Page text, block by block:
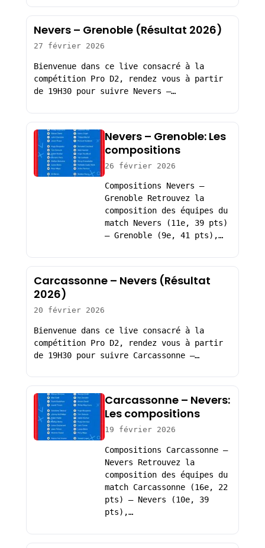
Nevers – Grenoble (Résultat 2026)
27 février 2026
Bienvenue dans ce live consacré à la
compétition Pro D2, rendez vous à partir
de 19H30 pour suivre Nevers –…
Nevers – Grenoble: Les
compositions
26 février 2026
Compositions Nevers –
Grenoble Retrouvez la
composition des équipes du
match Nevers (11e, 39 pts)
– Grenoble (9e, 41 pts),…
Carcassonne – Nevers (Résultat
2026)
20 février 2026
Bienvenue dans ce live consacré à la
compétition Pro D2, rendez vous à partir
de 19H30 pour suivre Carcassonne –…
Carcassonne – Nevers:
Les compositions
19 février 2026
Compositions Carcassonne –
Nevers Retrouvez la
composition des équipes du
match Carcassonne (16e, 22
pts) – Nevers (10e, 39
pts),…